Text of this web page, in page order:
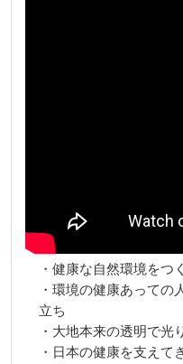
・健康な自然環境を
・環境の健康あっての
立ち
・大地本来の透明で
・日本の健康を支え